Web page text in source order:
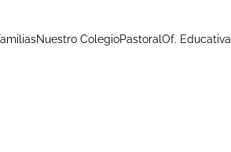
Nuestro ColegioPastoral Of. Educativa